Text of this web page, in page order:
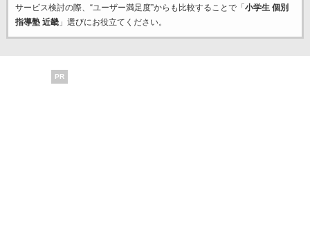
サービス検討の際、“ユーザー満足度”からも比較することで「 小学生 個別
指導塾 近畿」選びにお役立てください。
PR